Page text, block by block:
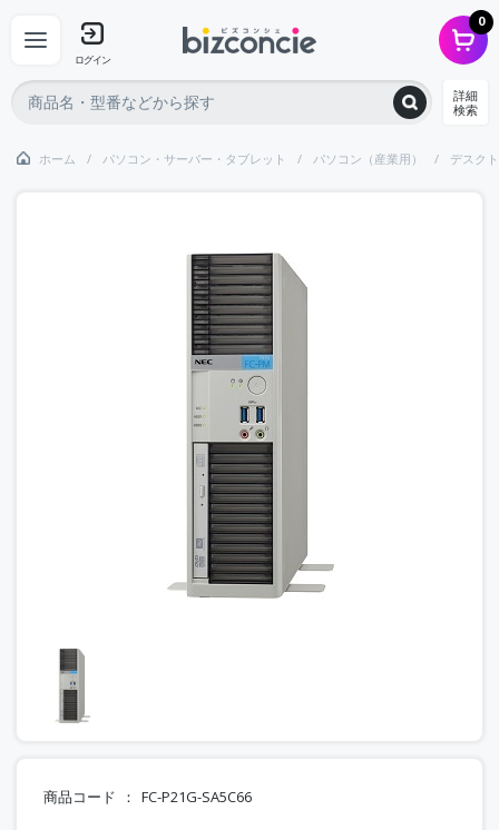
ログイン
0
詳細
検索
ホーム パソコン・サーバー・タブレット パソコン（産業用） デスク
商品コード FC-P21G-SA5C66